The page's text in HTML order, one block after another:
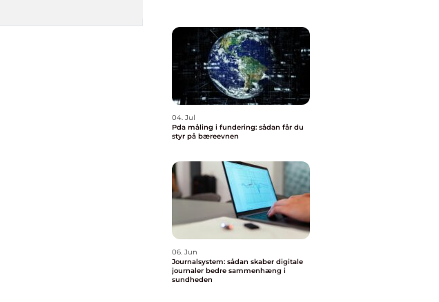
04. Jul
Pda måling i fundering: sådan får du
styr på bæreevnen
06. Jun
Journalsystem: sådan skaber digitale
journaler bedre sammenhæng i
sundheden